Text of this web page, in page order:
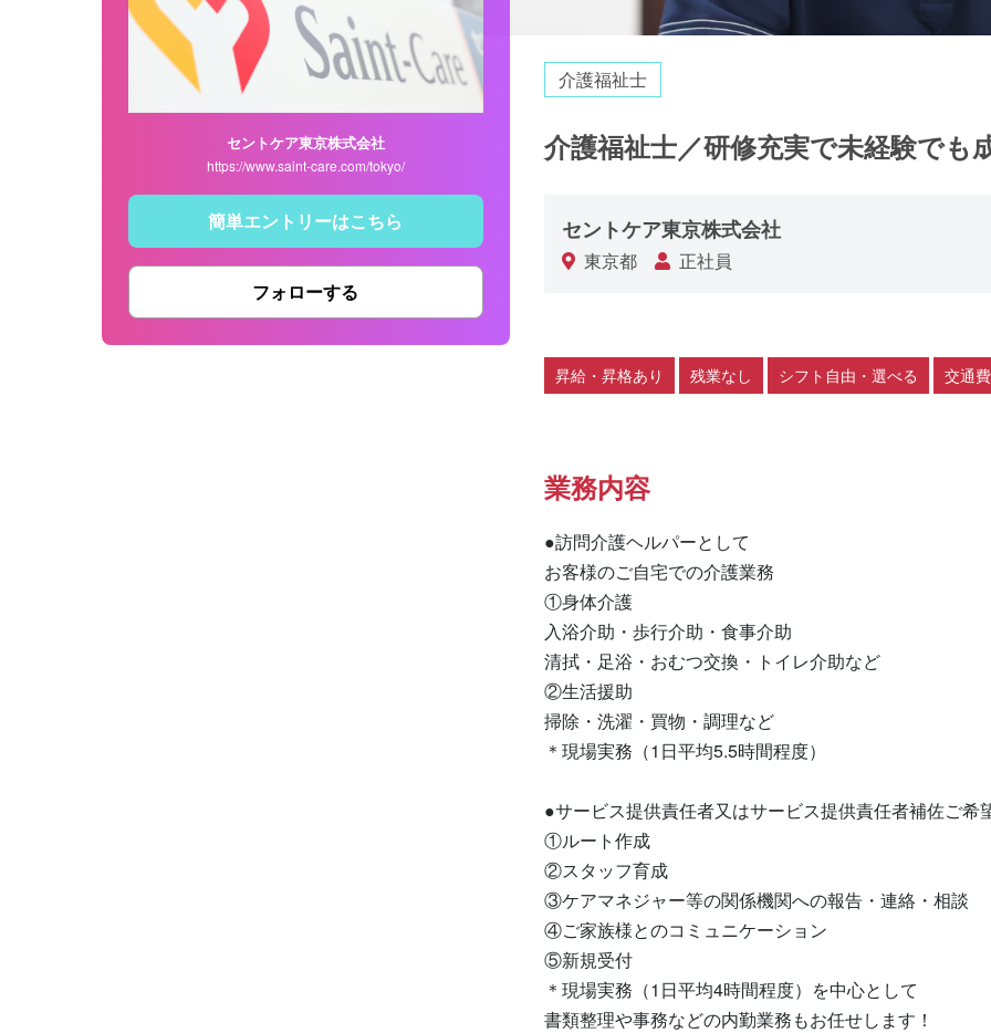
セントケア東京株式会社
https://www.saint-care.com/tokyo/
簡単エントリーはこちら
フォローする
介護福祉士
介護福祉士／研修充実で未経験でも
セントケア東京株式会社
東京都 正社員
昇給・昇格あり 残業なし シフト自由・選べる 交通
業務内容
●訪問介護ヘルパーとして
お客様のご自宅での介護業務
①身体介護
入浴介助・歩行介助・食事介助
清拭・足浴・おむつ交換・トイレ介助など
②生活援助
掃除・洗濯・買物・調理など
＊現場実務（1日平均5.5時間程度）
●サービス提供責任者又はサービス提供責任者補佐ご希
①ルート作成
②スタッフ育成
③ケアマネジャー等の関係機関への報告・連絡・相談
④ご家族様とのコミュニケーション
⑤新規受付
＊現場実務（1日平均4時間程度）を中心として
書類整理や事務などの内勤業務もお任せします！